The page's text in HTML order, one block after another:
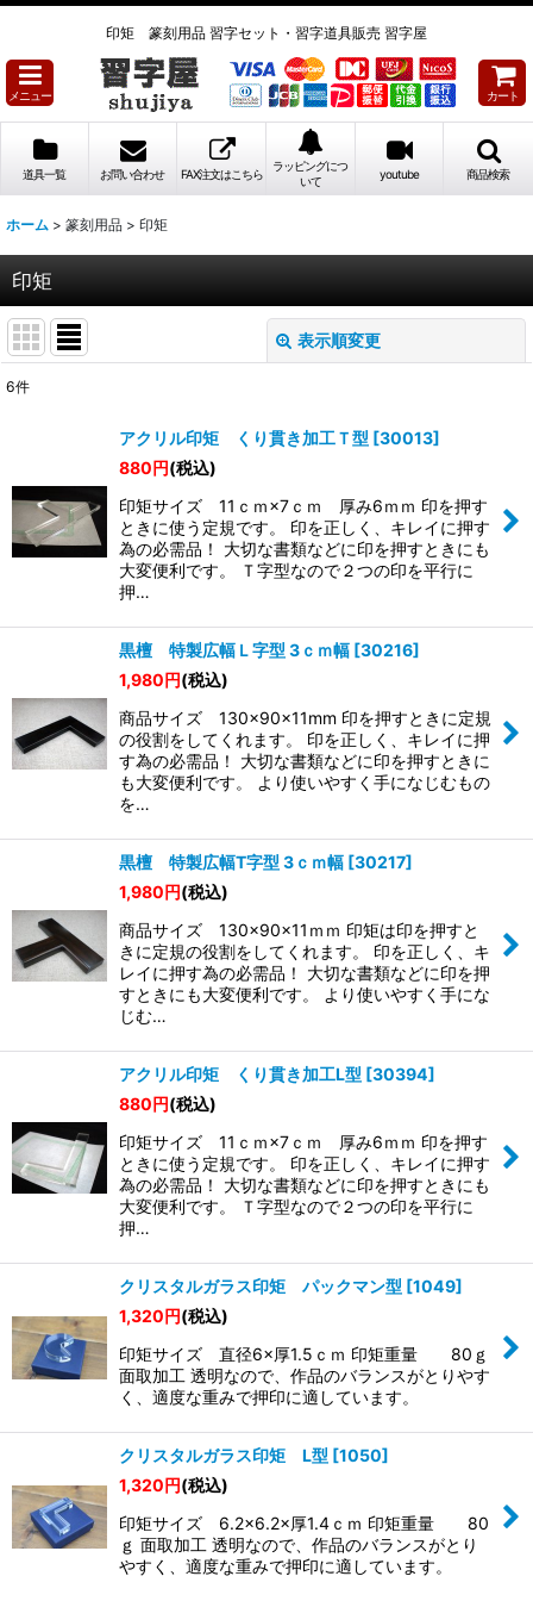
印矩 篆刻用品 習字セット・習字道具販売 習字屋
メニュー カート
道具一覧 お問い合わせ FAX注文はこちら
ラッピングにつ
いて
youtube 商品検索
ホーム > 篆刻用品 > 印矩
印矩
表示順変更
絞り込む
6件
アクリル印矩 くり貫き加工Ｔ型 [30013]
880円(税込)
印矩サイズ 11ｃｍ×7ｃｍ 厚み6ｍｍ 印を押す
ときに使う定規です。 印を正しく、キレイに押す
為の必需品！ 大切な書類などに印を押すときにも
大変便利です。 Ｔ字型なので２つの印を平行に
押…
黒檀 特製広幅Ｌ字型 3ｃｍ幅 [30216]
1,980円(税込)
商品サイズ 130×90×11mm 印を押すときに定規
の役割をしてくれます。 印を正しく、キレイに押
す為の必需品！ 大切な書類などに印を押すときに
も大変便利です。 より使いやすく手になじむもの
を…
黒檀 特製広幅T字型 3ｃｍ幅 [30217]
1,980円(税込)
商品サイズ 130×90×11ｍｍ 印矩は印を押すと
きに定規の役割をしてくれます。 印を正しく、キ
レイに押す為の必需品！ 大切な書類などに印を押
すときにも大変便利です。 より使いやすく手にな
じむ…
アクリル印矩 くり貫き加工L型 [30394]
880円(税込)
印矩サイズ 11ｃｍ×7ｃｍ 厚み6ｍｍ 印を押す
ときに使う定規です。 印を正しく、キレイに押す
為の必需品！ 大切な書類などに印を押すときにも
大変便利です。 Ｔ字型なので２つの印を平行に
押…
クリスタルガラス印矩 パックマン型 [1049]
1,320円(税込)
印矩サイズ 直径6×厚1.5ｃｍ 印矩重量 80ｇ
面取加工 透明なので、作品のバランスがとりやす
く、適度な重みで押印に適しています。
クリスタルガラス印矩 L型 [1050]
1,320円(税込)
印矩サイズ 6.2×6.2×厚1.4ｃｍ 印矩重量 80
ｇ 面取加工 透明なので、作品のバランスがとり
やすく、適度な重みで押印に適しています。